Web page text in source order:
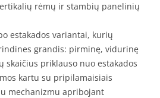
rėmų ir stambių panelinių
estakados variantai, kurių
grandis: pirminę, vidurinę
skaičius priklauso nuo estakados
kartu su pripilamaisiais
mechanizmu apribojant